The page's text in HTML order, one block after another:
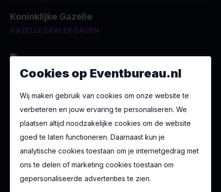
Koninklijke Gazelle
GAZELLE DEALER DAGEN
Tempur Nederland
35 JAAR JUBILEUM
ESET Nederland
ESET CYBER DEFENSE SUMMIT
Cookies op Eventbureau.nl
Wij maken gebruik van cookies om onze website te
verbeteren en jouw ervaring te personaliseren. We
plaatsen altijd noodzakelijke cookies om de website
goed te laten functioneren. Daarnaast kun je
analytische cookies toestaan om je internetgedrag met
ons te delen of marketing cookies toestaan om
gepersonaliseerde advertenties te zien.